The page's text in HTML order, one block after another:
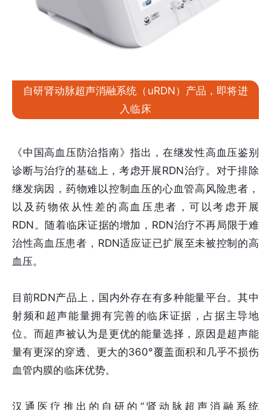
自研肾动脉超声消融系统（uRDN）产品，即将进
入临床
《中国高血压防治指南》指出，在继发性高血压鉴别
诊断与治疗的基础上，考虑开展RDN治疗。对于排除
继发病因，药物难以控制血压的心血管高风险患者，
以及药物依从性差的高血压患者，可以考虑开展
RDN。随着临床证据的增加，RDN治疗不再局限于难
治性高血压患者，RDN适应证已扩展至未被控制的高
血压。
目前RDN产品上，国内外存在有多种能量平台。其中
射频和超声能量拥有完善的临床证据，占据主导地
位。而超声被认为是更优的能量选择，原因是超声能
量有更深的穿透、更大的360°覆盖面积和几乎不损伤
血管内膜的临床优势。
汉通医疗推出的自研的“肾动脉超声消融系统